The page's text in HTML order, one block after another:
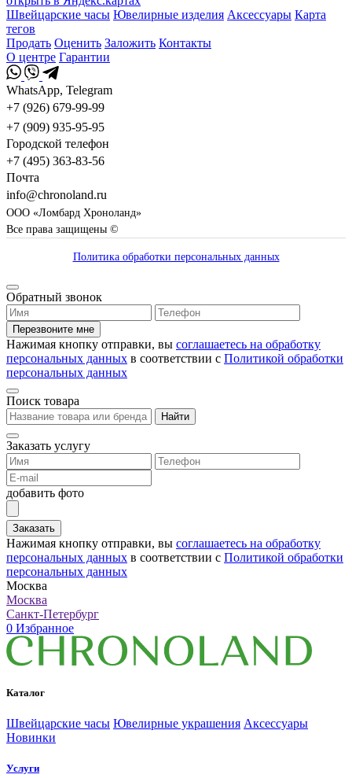
Швейцарские часы Ювелирные изделия Аксессуары Карта
тегов
Продать Оценить Заложить Контакты
О центре Гарантии
WhatsApp, Telegram
+7 (926) 679-99-99
+7 (909) 935-95-95
Городской телефон
+7 (495) 363-83-56
Почта
info@chronoland.ru
ООО «Ломбард Хроноланд»
Все права защищены ©
Политика обработки персональных данных
Обратный звонок
Перезвоните мне
Нажимая кнопку отправки, вы соглашаетесь на обработку
персональных данных в соответствии с Политикой обработки
персональных данных
Поиск товара
Найти
Заказать услугу
добавить фото
Заказать
Нажимая кнопку отправки, вы соглашаетесь на обработку
персональных данных в соответствии с Политикой обработки
персональных данных
Москва
Москва
Санкт-Петербург
0 Избранное
Каталог
Швейцарские часы Ювелирные украшения Аксессуары
Новинки
Услуги